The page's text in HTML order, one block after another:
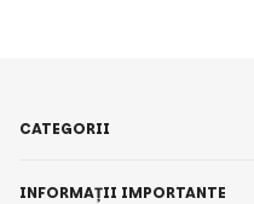
CATEGORII
INFORMAȚII IMPORTANTE